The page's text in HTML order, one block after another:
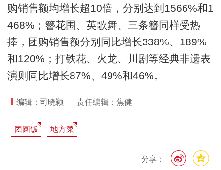
购销售额均增长超10倍，分别达到1566%和1
468%；簪花围、英歌舞、三条簪同样受热
捧，团购销售额分别同比增长338%、189%
和120%；打铁花、火龙、川剧等经典非遗表
演则同比增长87%、49%和46%。
编辑：司晓颖 责任编辑：焦健
团圆饭 地方菜
分享：